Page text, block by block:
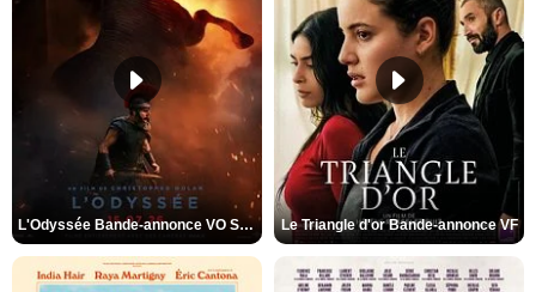
L'Odyssée Bande-annonce VO STFR Le Triangle d'or Bande-annonce VF